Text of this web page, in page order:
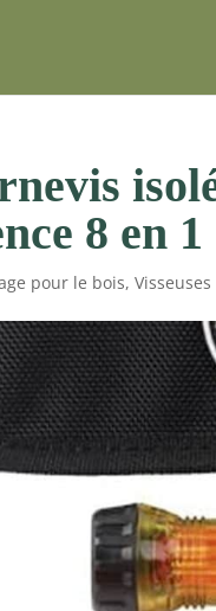
8 en 1
pour le bois,Visseuses